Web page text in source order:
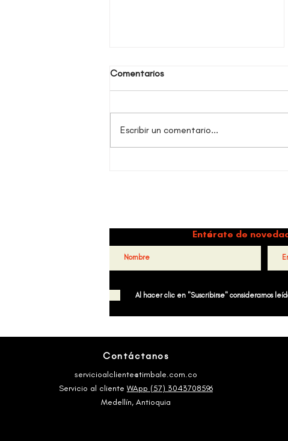
Comentarios
Escribir un comentario...
Entérate de
Al hacer clic en "Suscribirse" consideramos
Contáctanos
servicioalcliente@timbale.com.co
Servicio al cliente WApp (57) 3043708596
Medellín, Antioquia